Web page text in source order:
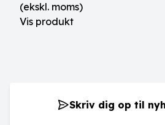
(ekskl. moms)
Vis produkt
Skriv dig op til